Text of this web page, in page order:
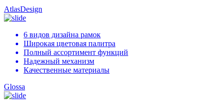
AtlasDesign
6 видов дизайна рамок
Широкая цветовая палитра
Полный ассортимент функций
Надежный механизм
Качественные материалы
Glossa